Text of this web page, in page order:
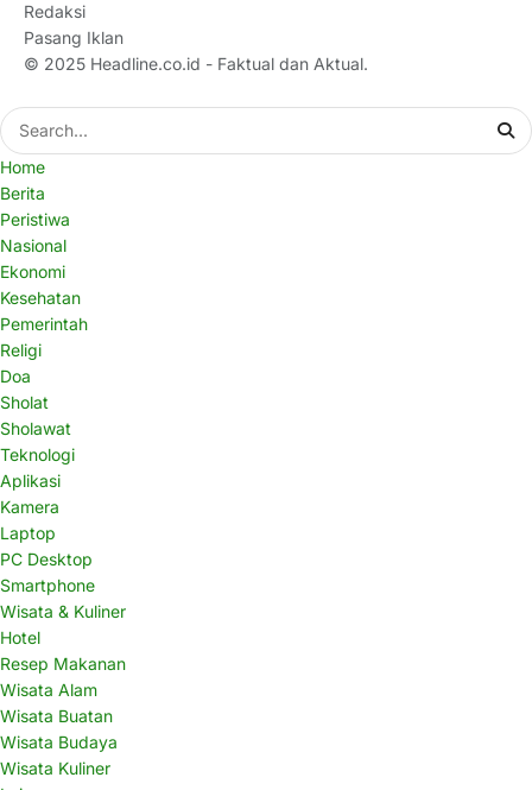
Redaksi
Pasang Iklan
© 2025 Headline.co.id - Faktual dan Aktual.
Home
Berita
Peristiwa
Nasional
Ekonomi
Kesehatan
Pemerintah
Religi
Doa
Sholat
Sholawat
Teknologi
Aplikasi
Kamera
Laptop
PC Desktop
Smartphone
Wisata & Kuliner
Hotel
Resep Makanan
Wisata Alam
Wisata Buatan
Wisata Budaya
Wisata Kuliner